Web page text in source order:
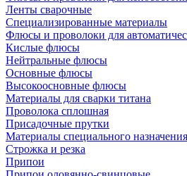
Ленты сварочные
Специализированные материалы
Флюсы и проволоки для
Кислые флюсы
Нейтральные флюсы
Основные флюсы
Высокоосновные флюсы
Материалы для сварки титана
Проволока сплошная
Присадочные прутки
Материалы специального назначения
Строжка и резка
Припои